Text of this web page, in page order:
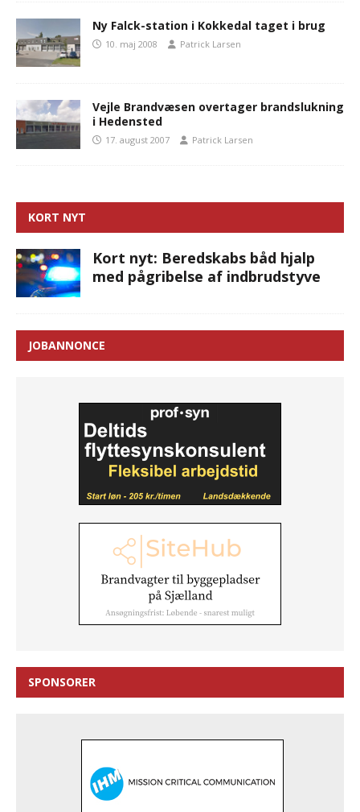
Ny Falck-station i Kokkedal taget i brug
10. maj 2008 Patrick Larsen
Vejle Brandvæsen overtager brandslukning
i Hedensted
17. august 2007 Patrick Larsen
KORT NYT
Kort nyt: Beredskabs båd hjalp
med pågribelse af indbrudstyve
JOBANNONCE
SPONSORER